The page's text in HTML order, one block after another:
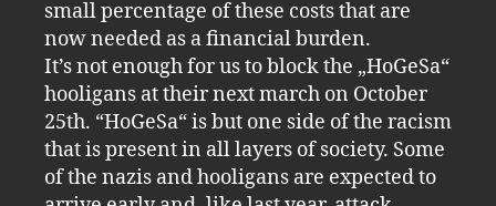
small percentage of these costs that are
now needed as a financial burden.
It’s not enough for us to block the „HoGeSa“
hooligans at their next march on October
25th. “HoGeSa“ is but one side of the racism
that is present in all layers of society. Some
of the nazis and hooligans are expected to